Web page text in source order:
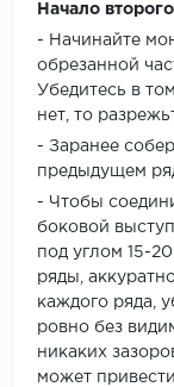
Начало
- Начинайте
обрезанной
Убедитесь в
нет, то
- Заранее
предыдущем
- Чтобы
боковой
под углом 15-
ряды,
каждого ряда,
ровно без
никаких
может